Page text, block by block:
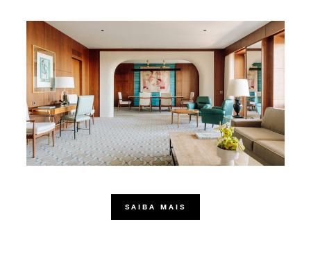
SAIBA MAIS